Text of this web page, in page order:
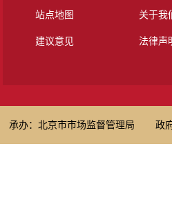
站点地图 关于我
建议意见 法律声
承办：北京市市场监督管理局 政